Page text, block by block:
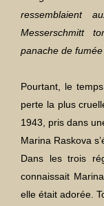
ressemblaient
Messerschmitt
panache de
Pourtant, le
perte la plus
1943, pris dans
Marina Raskova
Dans les trois
connaissait
elle était adorée.